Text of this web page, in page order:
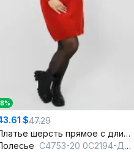
$47.29
Платье шерсть прямое с длинным рукавом и круглым вырезом
С4753-20 0С2194-Д43 164 терракотовый